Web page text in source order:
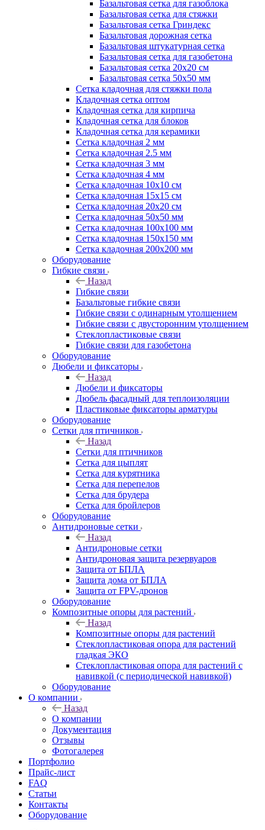
Базальтовая сетка для газоблока
Базальтовая сетка для стяжки
Базальтовая сетка Гриндекс
Базальтовая дорожная сетка
Базальтовая штукатурная сетка
Базальтовая сетка для газобетона
Базальтовая сетка 20x20 см
Базальтовая сетка 50x50 мм
Сетка кладочная для стяжки пола
Кладочная сетка оптом
Кладочная сетка для кирпича
Кладочная сетка для блоков
Кладочная сетка для керамики
Сетка кладочная 2 мм
Сетка кладочная 2.5 мм
Сетка кладочная 3 мм
Сетка кладочная 4 мм
Сетка кладочная 10x10 см
Сетка кладочная 15x15 см
Сетка кладочная 20x20 см
Сетка кладочная 50x50 мм
Сетка кладочная 100x100 мм
Сетка кладочная 150x150 мм
Сетка кладочная 200x200 мм
Оборудование
Гибкие связи
Назад
Гибкие связи
Базальтовые гибкие связи
Гибкие связи с одинарным утолщением
Гибкие связи с двусторонним утолщением
Стеклопластиковые связи
Гибкие связи для газобетона
Оборудование
Дюбели и фиксаторы
Назад
Дюбели и фиксаторы
Дюбель фасадный для теплоизоляции
Пластиковые фиксаторы арматуры
Оборудование
Сетки для птичников
Назад
Сетки для птичников
Сетка для цыплят
Сетка для курятника
Сетка для перепелов
Сетка для брудера
Сетка для бройлеров
Оборудование
Антидроновые сетки
Назад
Антидроновые сетки
Антидроновая защита резервуаров
Защита от БПЛА
Защита дома от БПЛА
Защита от FPV-дронов
Оборудование
Композитные опоры для растений
Назад
Композитные опоры для растений
Стеклопластиковая опора для растений
гладкая ЭКО
Стеклопластиковая опора для растений с
навивкой (с периодической навивкой)
Оборудование
О компании
Назад
О компании
Документация
Отзывы
Фотогалерея
Портфолио
Прайс-лист
FAQ
Статьи
Контакты
Оборудование